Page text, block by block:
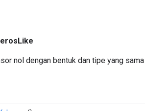
nol dengan bentuk dan tipe yang